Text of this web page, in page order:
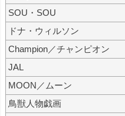
SOU・SOU
ドナ・ウィルソン
Champion／チャンピオン
JAL
MOON／ムーン
鳥獣人物戯画